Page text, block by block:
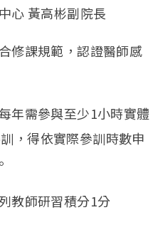
心 黃高彬副院長
修課規範，認證醫師感
年需參與至少1小時實體
，得依實際參訓時數申
教師研習積分1分